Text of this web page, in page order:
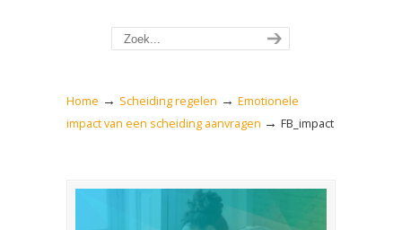
Home → Scheiding regelen → Emotionele
impact van een scheiding aanvragen → FB_impact